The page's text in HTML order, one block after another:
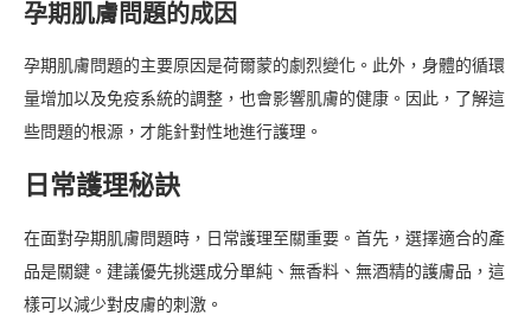
孕期肌膚問題的成因
孕期肌膚問題的主要原因是荷爾蒙的劇烈變化。此外，身體的循環
量增加以及免疫系統的調整，也會影響肌膚的健康。因此，了解這
些問題的根源，才能針對性地進行護理。
日常護理秘訣
在面對孕期肌膚問題時，日常護理至關重要。首先，選擇適合的產
品是關鍵。建議優先挑選成分單純、無香料、無酒精的護膚品，這
樣可以減少對皮膚的刺激。